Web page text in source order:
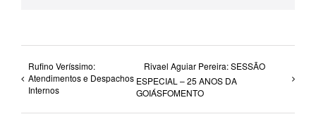
Rufino Veríssimo:
Atendimentos e Despachos
Internos
Rivael Aguiar Pereira: SESSÃO
ESPECIAL – 25 ANOS DA
GOIÁSFOMENTO